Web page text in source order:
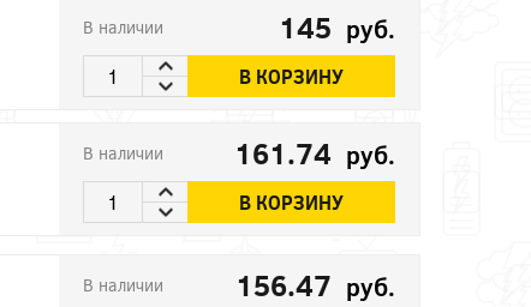
В наличии 145 руб.
В КОРЗИНУ
В наличии 161.74 руб.
В КОРЗИНУ
В наличии 156.47 руб.